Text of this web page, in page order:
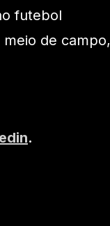
futebol
meio de campo,
.